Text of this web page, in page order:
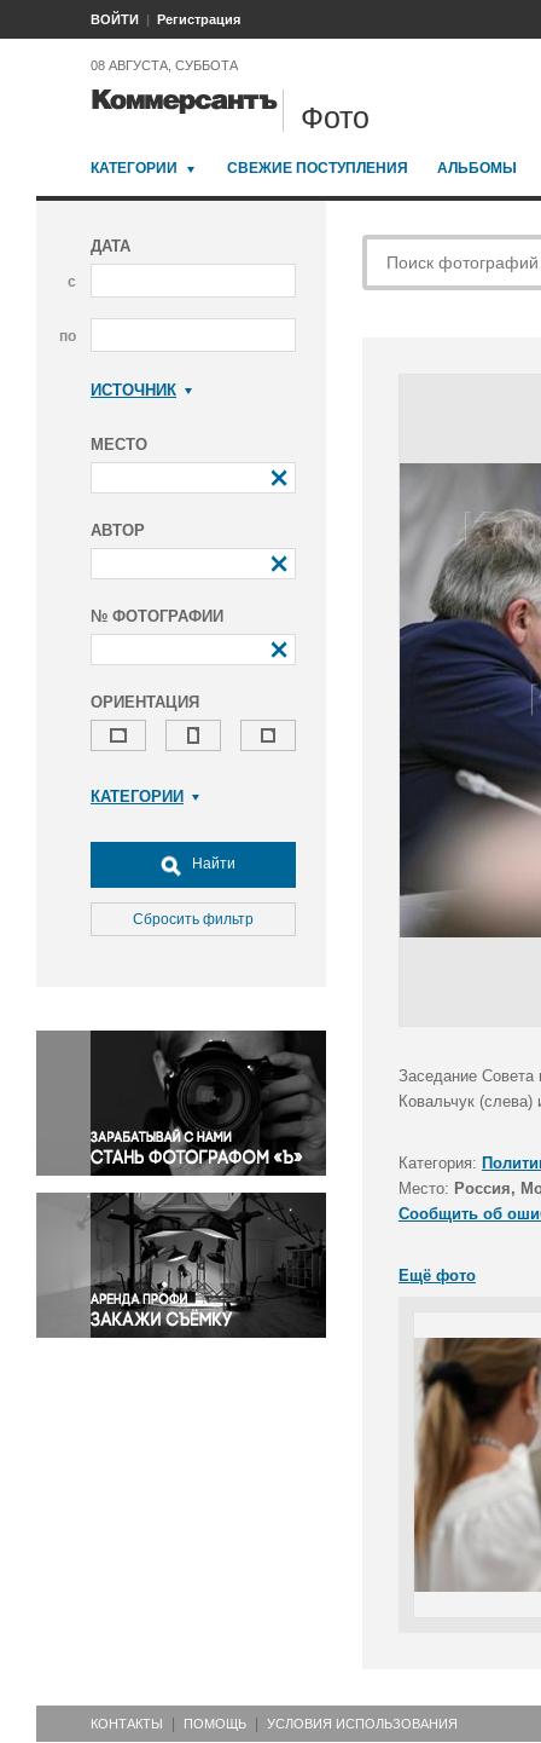
ВОЙТИ Регистрация
08 АВГУСТА, СУББОТА
Фото
КАТЕГОРИИ СВЕЖИЕ ПОСТУПЛЕНИЯ АЛЬБОМЫ
ДАТА
с
по
ИСТОЧНИК
МЕСТО
АВТОР
№ ФОТОГРАФИИ
ОРИЕНТАЦИЯ
КАТЕГОРИИ
Досуг, туризм и отдых
Культура
Медицина
Окружающая среда
Политика
Правосудие
Происшествия и конфликты
Религия
Светская жизнь
Спорт
Экология
Экономика и бизнес
Найти
Сбросить фильтр
Заседание Совета
Ковальчук
Категория:
Место: Россия,
Сообщить об
Ещё фото
КОНТАКТЫ ПОМОЩЬ УСЛОВИЯ ИСПОЛЬЗОВАНИЯ